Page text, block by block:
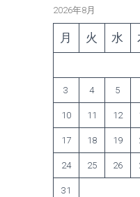
2026年8月
月 火 水
3 4 5
10 11 12
17 18 19
24 25 26
31